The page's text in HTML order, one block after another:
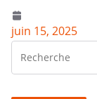
juin 15, 2025